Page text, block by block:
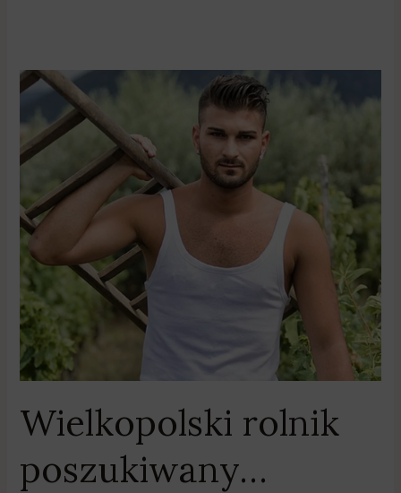
Wielkopolski rolnik
poszukiwany…
Wielkopolski
poszukiwany…